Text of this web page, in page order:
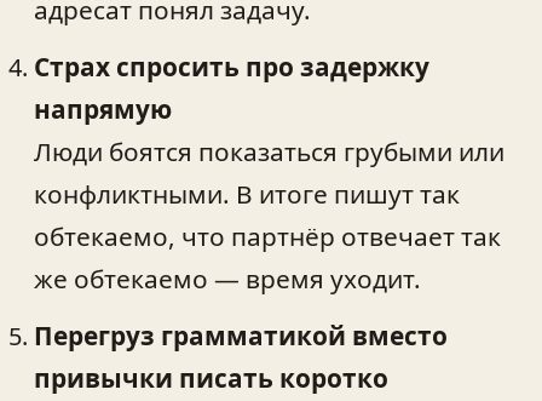
адресат понял задачу.
Страх спросить про задержку
напрямую
Люди боятся показаться грубыми или
конфликтными. В итоге пишут так
обтекаемо, что партнёр отвечает так
же обтекаемо — время уходит.
Перегруз грамматикой вместо
привычки писать коротко